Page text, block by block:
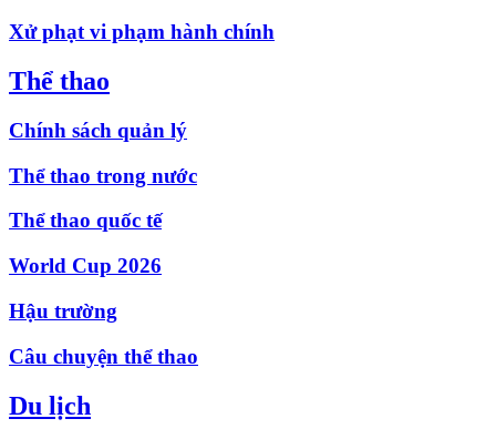
Xử phạt vi phạm hành chính
Thể thao
Chính sách quản lý
Thể thao trong nước
Thể thao quốc tế
World Cup 2026
Hậu trường
Câu chuyện thể thao
Du lịch